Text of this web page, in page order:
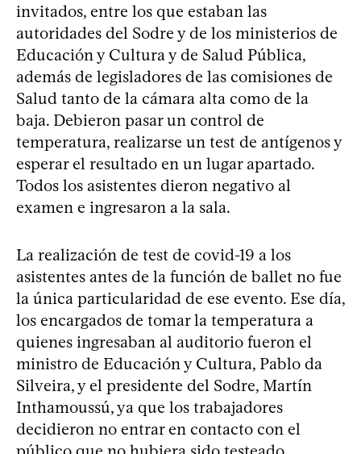
invitados, entre los que estaban las
autoridades del Sodre y de los ministerios de
Educación y Cultura y de Salud Pública,
además de legisladores de las comisiones de
Salud tanto de la cámara alta como de la
baja. Debieron pasar un control de
temperatura, realizarse un test de antígenos y
esperar el resultado en un lugar apartado.
Todos los asistentes dieron negativo al
examen e ingresaron a la sala.
La realización de test de covid-19 a los
asistentes antes de la función de ballet no fue
la única particularidad de ese evento. Ese día,
los encargados de tomar la temperatura a
quienes ingresaban al auditorio fueron el
ministro de Educación y Cultura, Pablo da
Silveira, y el presidente del Sodre, Martín
Inthamoussú, ya que los trabajadores
decidieron no entrar en contacto con el